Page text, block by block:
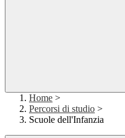
Home >
Percorsi di studio >
Scuole dell'Infanzia